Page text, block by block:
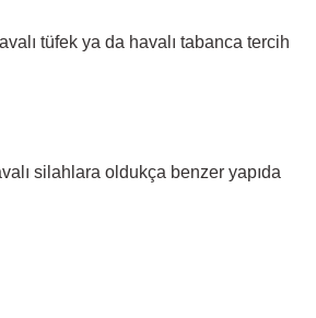
tüfek ya da havalı tabanca tercih
silahlara oldukça benzer yapıda